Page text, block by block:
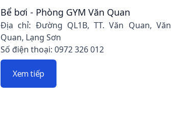
Bể bơi - Phòng GYM Văn Quan
Địa chỉ: Đường QL1B, TT. Văn Quan, Văn
Quan, Lạng Sơn
Số điện thoại: 0972 326 012
Xem tiếp